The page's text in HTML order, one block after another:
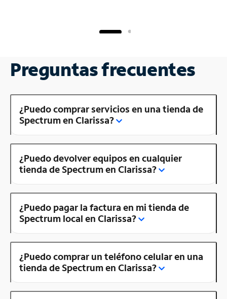
Preguntas frecuentes
¿Puedo comprar servicios en una tienda de
Spectrum en Clarissa?
¿Puedo devolver equipos en cualquier
tienda de Spectrum en Clarissa?
¿Puedo pagar la factura en mi tienda de
Spectrum local en Clarissa?
¿Puedo comprar un teléfono celular en una
tienda de Spectrum en Clarissa?